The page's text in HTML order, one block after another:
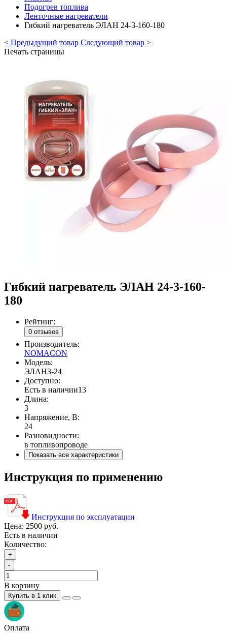
Подогрев топлива
Ленточные нагреватели
Гибкий нагреватель ЭЛАН 24-3-160-180
< Предыдущий товар Следующий товар >
Печать страницы
Гибкий нагреватель ЭЛАН 24-3-160-
180
Рейтинг:
0 отзывов
Производитель:
NOMACON
Модель:
ЭЛАН3-24
Доступно:
Есть в наличии13
Длина:
3
Напряжение, В:
24
Разновидности:
в топливопроводе
Показать все характеристики
Инструкция по применению
Инструкция по эксплуатации
Цена: 2500 руб.
Есть в наличии
Количество:
+
-
В корзину
Купить в 1 клик
Оплата